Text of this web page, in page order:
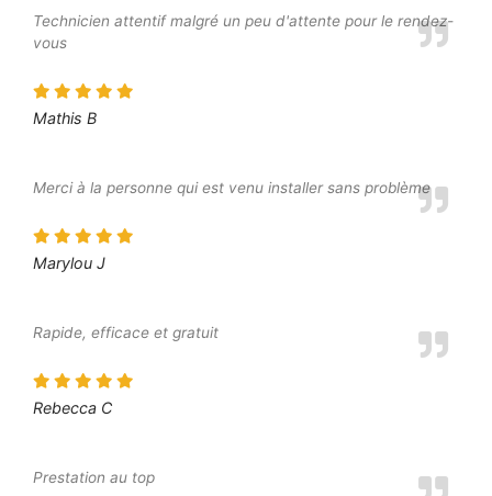
Technicien attentif malgré un peu d'attente pour le rendez-
vous
Mathis B
Merci à la personne qui est venu installer sans problème
Marylou J
Rapide, efficace et gratuit
Rebecca C
Prestation au top